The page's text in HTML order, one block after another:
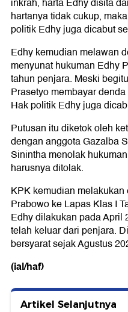
hartanya tidak cukup,
politik Edhy juga dicabut
Edhy kemudian melawan
menyunat hukuman Edhy
tahun penjara. Meski
Prasetyo membayar
Hak politik Edhy juga
Putusan itu diketok oleh
dengan anggota Gazalba
Sinintha menolak
harusnya ditolak.
KPK kemudian
Prabowo ke Lapas Klas I
Edhy dilakukan pada
telah keluar dari penjara.
bersyarat sejak Agustus
(ial/haf)
Artikel Selanjutnya